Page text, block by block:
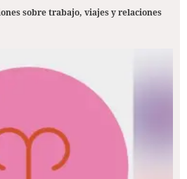
sobre trabajo, viajes y relaciones